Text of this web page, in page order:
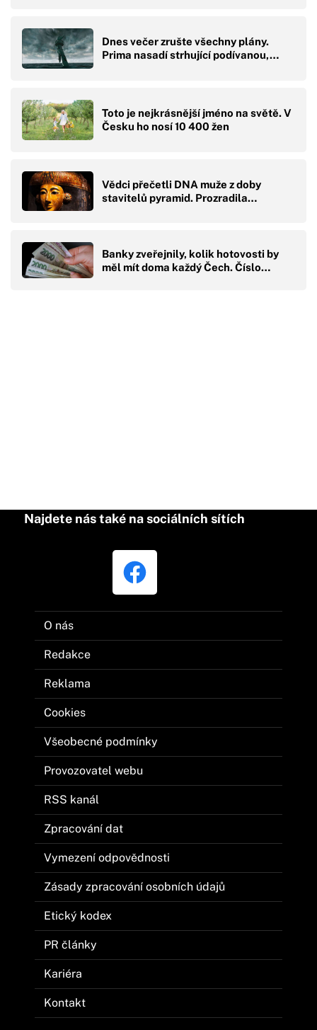
Dnes večer zrušte všechny plány.
Prima nasadí strhující podívanou,…
Toto je nejkrásnější jméno na světě. V
Česku ho nosí 10 400 žen
Vědci přečetli DNA muže z doby
stavitelů pyramid. Prozradila…
Banky zveřejnily, kolik hotovosti by
měl mít doma každý Čech. Číslo…
Najdete nás také na sociálních sítích
O nás
Redakce
Reklama
Cookies
Všeobecné podmínky
Provozovatel webu
RSS kanál
Zpracování dat
Vymezení odpovědnosti
Zásady zpracování osobních údajů
Etický kodex
PR články
Kariéra
Kontakt